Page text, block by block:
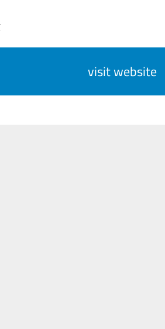
visit website